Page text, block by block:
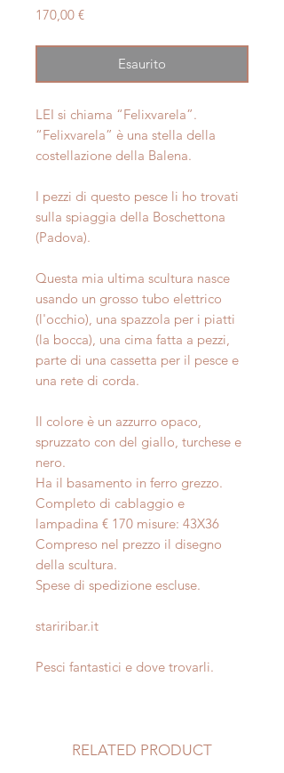
170,00 €Prezzo
Esaurito
LEI si chiama “Felixvarela”.
“Felixvarela” è una stella della
costellazione della Balena.
I pezzi di questo pesce li ho trovati
sulla spiaggia della Boschettona
(Padova).
Questa mia ultima scultura nasce
usando un grosso tubo elettrico
(l'occhio), una spazzola per i piatti
(la bocca), una cima fatta a pezzi,
parte di una cassetta per il pesce e
una rete di corda.
Il colore è un azzurro opaco,
spruzzato con del giallo, turchese e
nero.
Ha il basamento in ferro grezzo.
Completo di cablaggio e
lampadina € 170 misure: 43X36
Compreso nel prezzo il disegno
della scultura.
Spese di spedizione escluse.
stariribar.it
Pesci fantastici e dove trovarli.
RELATED PRODUCT